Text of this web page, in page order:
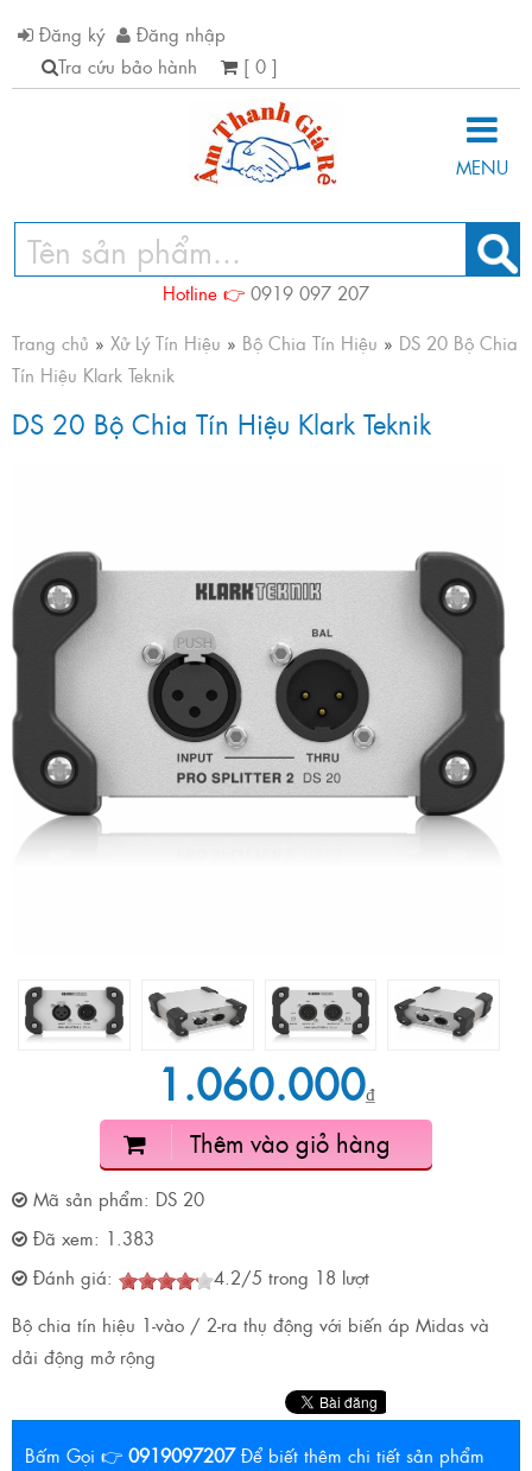
Đăng ký
Đăng nhập
Tra cứu bảo hành
[ 0 ]
MENU
Hotline 👉 0919 097 207
Trang chủ » Xử Lý Tín Hiệu » Bộ Chia Tín Hiệu » DS 20 Bộ Chia
Tín Hiệu Klark Teknik
DS 20 Bộ Chia Tín Hiệu Klark Teknik
1.060.000₫
Thêm vào giỏ hàng
Mã sản phẩm: DS 20
Đã xem: 1.383
Đánh giá:
4.2/5 trong 18 lượt
Bộ chia tín hiệu 1-vào / 2-ra thụ động với biến áp Midas và
dải động mở rộng
Bấm Gọi 👉 0919097207 Để biết thêm chi tiết sản phẩm